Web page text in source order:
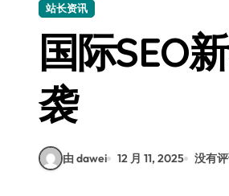
Go语言赋能大数
数据引擎科技赋能
站长资讯
国际SEO
袭
由 dawei 12 月 11, 2025 没有